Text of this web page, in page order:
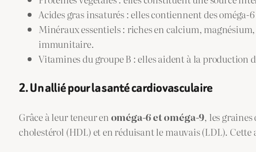
Acides gras insaturés : elles contiennent des
Minéraux essentiels : riches en calcium,
immunitaire.
Vitamines du groupe B : elles aident à la production
2. Un allié pour la santé cardiovasculaire
Grâce à leur teneur enoméga-6 et oméga-9, les
cholestérol (HDL) et en réduisant le mauvais (LDL).